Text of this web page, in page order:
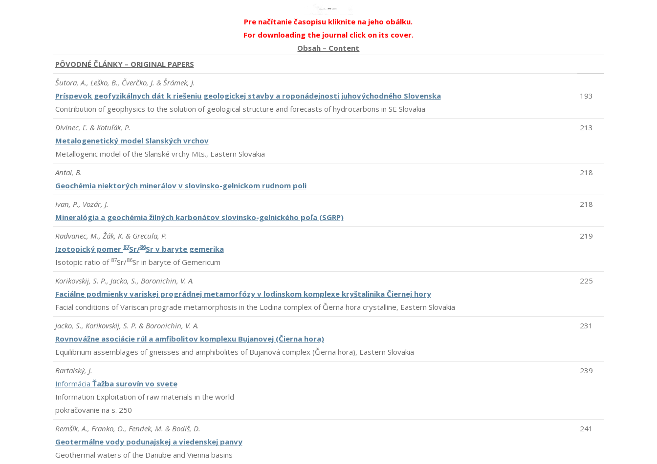
Pre načítanie časopisu kliknite na jeho obálku.
For downloading the journal click on its cover.
Obsah – Content
PÔVODNÉ ČLÁNKY – ORIGINAL PAPERS
Šutora, A., Leško, B., Čverčko, J. & Šrámek, J.
Príspevok geofyzikálnych dát k riešeniu geologickej stavby a roponádejnosti juhovýchodného Slovenska
Contribution of geophysics to the solution of geological structure and forecasts of hydrocarbons in SE Slovakia
193
Divinec, Ľ. & Kotuľák, P.
Metalogenetický model Slanských vrchov
Metallogenic model of the Slanské vrchy Mts., Eastern Slovakia
213
Antal, B.
Geochémia niektorých minerálov v slovinsko-gelnickom rudnom poli
218
Ivan, P., Vozár, J.
Mineralógia a geochémia žilných karbonátov slovinsko-gelnického poľa (SGRP)
218
Radvanec, M., Žák, K. & Grecula, P.
Izotopický pomer87Sr/86Sr v baryte gemerika
Isotopic ratio of 87Sr/86Sr in baryte of Gemericum
219
Korikovskij, S. P., Jacko, S., Boronichin, V. A.
Faciálne podmienky variskej prográdnej metamorfózy v lodinskom komplexe kryštalinika Čiernej hory
Facial conditions of Variscan prograde metamorphosis in the Lodina complex of Čierna hora crystalline, Eastern Slovakia
225
Jacko, S., Korikovskij, S. P. & Boronichin, V. A.
Rovnovážne asociácie rúl a amfibolitov komplexu Bujanovej (Čierna hora)
Equilibrium assemblages of gneisses and amphibolites of Bujanová complex (Čierna hora), Eastern Slovakia
231
Bartalský, J.
Informácia Ťažba surovín vo svete
Information Exploitation of raw materials in the world
pokračovanie na s. 250
239
Remšík, A., Franko, O., Fendek, M. & Bodiš, D.
Geotermálne vody podunajskej a viedenskej panvy
Geothermal waters of the Danube and Vienna basins
241